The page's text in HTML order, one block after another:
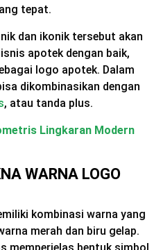
tepat.
dan ikonik tersebut akan
apotek dengan baik,
logo apotek. Dalam
dikombinasikan dengan
, atau tanda plus.
Lingkaran Modern
WARNA LOGO
kombinasi warna yang
merah dan biru gelap.